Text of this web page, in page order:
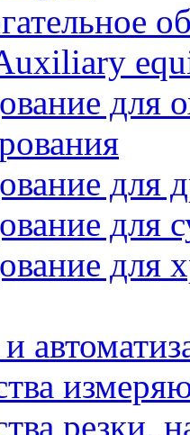
для
для
для
для
резки,